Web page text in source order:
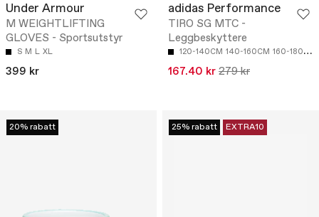
Under Armour
M WEIGHTLIFTING
GLOVES - Sportsutstyr
S M L XL
399 kr
adidas Performance
TIRO SG MTC -
Leggbeskyttere
120-140CM 140-160CM 160-180CM
167.40 kr 279 kr
20% rabatt 25% rabatt EXTRA10